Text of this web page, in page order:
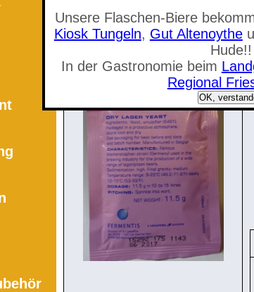
Unsere Flaschen-Biere
Kiosk Tungeln, Gut Altenoythe
Hude!!
In der Gastronomie beim
Regional
OK,
🛒 Warenkorb anzeigen